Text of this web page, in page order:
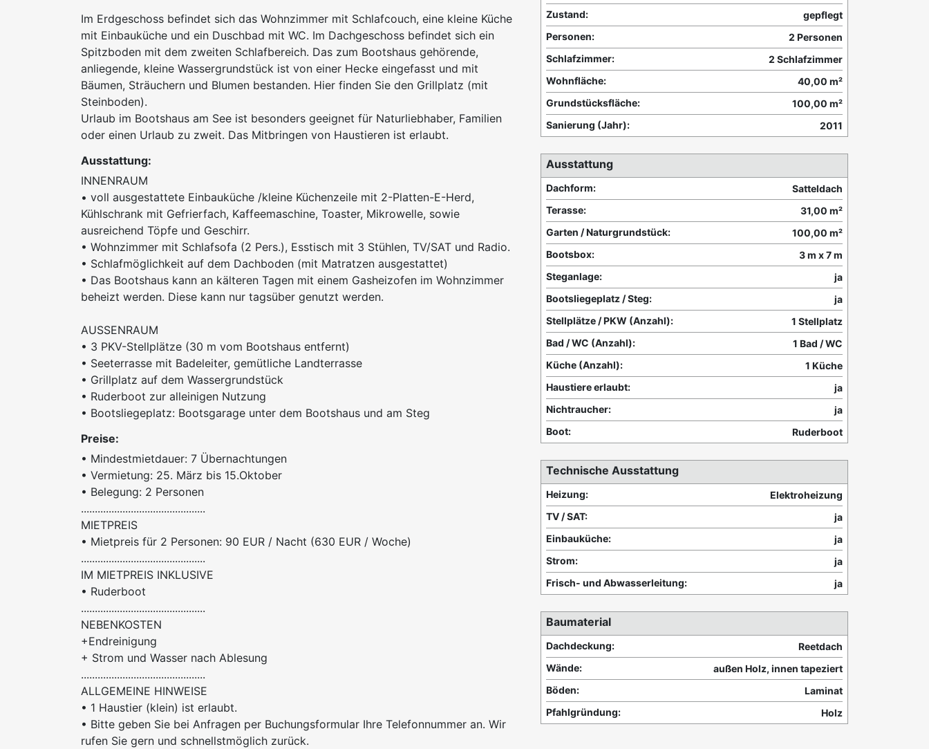
Im Erdgeschoss befindet sich das Wohnzimmer mit Schlafcouch, eine kleine Küche
mit Einbauküche und ein Duschbad mit WC. Im Dachgeschoss befindet sich ein
Spitzboden mit dem zweiten Schlafbereich. Das zum Bootshaus gehörende,
anliegende, kleine Wassergrundstück ist von einer Hecke eingefasst und mit
Bäumen, Sträuchern und Blumen bestanden. Hier finden Sie den Grillplatz (mit
Steinboden).
Urlaub im Bootshaus am See ist besonders geeignet für Naturliebhaber, Familien
oder einen Urlaub zu zweit. Das Mitbringen von Haustieren ist erlaubt.
Ausstattung:
INNENRAUM
• voll ausgestattete Einbauküche /kleine Küchenzeile mit 2-Platten-E-Herd,
Kühlschrank mit Gefrierfach, Kaffeemaschine, Toaster, Mikrowelle, sowie
ausreichend Töpfe und Geschirr.
• Wohnzimmer mit Schlafsofa (2 Pers.), Esstisch mit 3 Stühlen, TV/SAT und Radio.
• Schlafmöglichkeit auf dem Dachboden (mit Matratzen ausgestattet)
• Das Bootshaus kann an kälteren Tagen mit einem Gasheizofen im Wohnzimmer
beheizt werden. Diese kann nur tagsüber genutzt werden.
AUSSENRAUM
• 3 PKV-Stellplätze (30 m vom Bootshaus entfernt)
• Seeterrasse mit Badeleiter, gemütliche Landterrasse
• Grillplatz auf dem Wassergrundstück
• Ruderboot zur alleinigen Nutzung
• Bootsliegeplatz: Bootsgarage unter dem Bootshaus und am Steg
Preise:
• Mindestmietdauer: 7 Übernachtungen
• Vermietung: 25. März bis 15.Oktober
• Belegung: 2 Personen
.............................................
MIETPREIS
• Mietpreis für 2 Personen: 90 EUR / Nacht (630 EUR / Woche)
.............................................
IM MIETPREIS INKLUSIVE
• Ruderboot
.............................................
NEBENKOSTEN
+Endreinigung
+ Strom und Wasser nach Ablesung
.............................................
ALLGEMEINE HINWEISE
• 1 Haustier (klein) ist erlaubt.
• Bitte geben Sie bei Anfragen per Buchungsformular Ihre Telefonnummer an. Wir
rufen Sie gern und schnellstmöglich zurück.
Zustand:
gepflegt
Personen:
2 Personen
Schlafzimmer:
2 Schlafzimmer
Wohnfläche:
40,00 m²
Grundstücksfläche:
100,00 m²
Sanierung (Jahr):
2011
Ausstattung
Dachform:
Satteldach
Terasse:
31,00 m²
Garten / Naturgrundstück:
100,00 m²
Bootsbox:
3 m x 7 m
Steganlage:
ja
Bootsliegeplatz / Steg:
ja
Stellplätze / PKW (Anzahl):
1 Stellplatz
Bad / WC (Anzahl):
1 Bad / WC
Küche (Anzahl):
1 Küche
Haustiere erlaubt:
ja
Nichtraucher:
ja
Boot:
Ruderboot
Technische Ausstattung
Heizung:
Elektroheizung
TV / SAT:
ja
Einbauküche:
ja
Strom:
ja
Frisch- und Abwasserleitung:
ja
Baumaterial
Dachdeckung:
Reetdach
Wände:
außen Holz, innen tapeziert
Böden:
Laminat
Pfahlgründung:
Holz